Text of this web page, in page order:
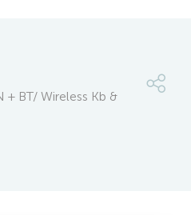
BT/ Wireless Kb &